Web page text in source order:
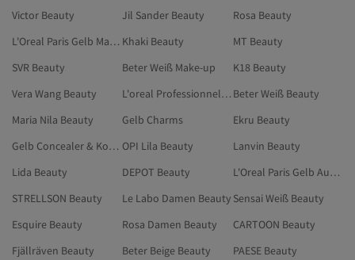
Victor Beauty
Jil Sander Beauty
Rosa Beauty
L'Oreal Paris Gelb Make-up Khaki Beauty
MT Beauty
SVR Beauty
Beter Weiß Make-up
K18 Beauty
Vera Wang Beauty
L'oreal Professionnel Gelb Beauty Beter Weiß Beauty
Maria Nila Beauty
Gelb Charms
Ekru Beauty
Gelb Concealer & Korrektoren OPI Lila Beauty
Lanvin Beauty
Lida Beauty
DEPOT Beauty
L'Oreal Paris Gelb Augen-Make-up
STRELLSON Beauty
Le Labo Damen Beauty Sensai Weiß Beauty
Esquire Beauty
Rosa Damen Beauty
CARTOON Beauty
Fjällräven Beauty
Beter Beige Beauty
PAESE Beauty